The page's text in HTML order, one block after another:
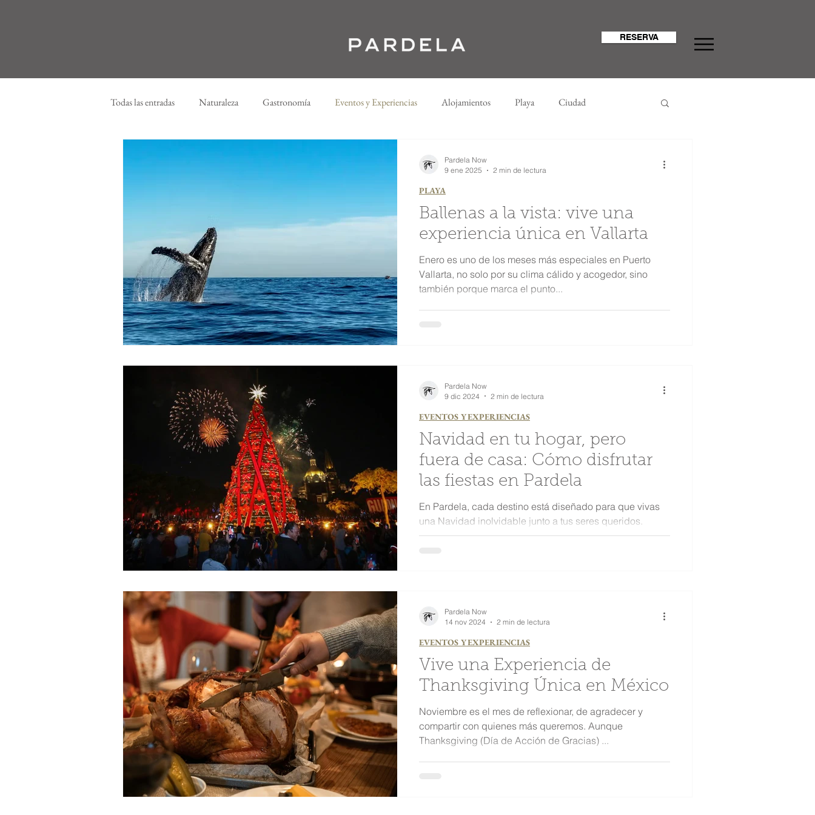
RESERVA
Todas las entradas Naturaleza Gastronomía Eventos y Experiencias Alojamientos Playa Ciudad
Ballenas a la vista: vive una
experiencia única en Vallarta
Enero es uno de los meses más especiales en Puerto
Vallarta, no solo por su clima cálido y acogedor, sino
también porque marca el punto...
PLAYA
Pardela Now
9 ene 2025
2 min de lectura
Navidad en tu hogar, pero
fuera de casa: Cómo disfrutar
las fiestas en Pardela
En Pardela, cada destino está diseñado para que vivas
una Navidad inolvidable junto a tus seres queridos.
EVENTOS Y EXPERIENCIAS
Pardela Now
9 dic 2024
2 min de lectura
Vive una Experiencia de
Thanksgiving Única en México
Noviembre es el mes de reflexionar, de agradecer y
compartir con quienes más queremos. Aunque
Thanksgiving (Día de Acción de Gracias) ...
EVENTOS Y EXPERIENCIAS
Pardela Now
14 nov 2024
2 min de lectura